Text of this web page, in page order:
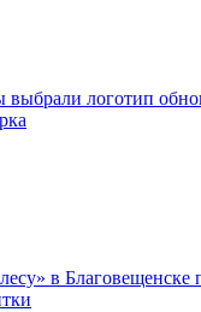
выбрали логотип
в Благовещенске